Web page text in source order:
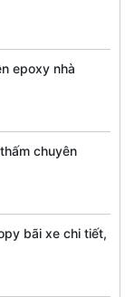
epoxy nhà
chuyên
bãi xe chi tiết,